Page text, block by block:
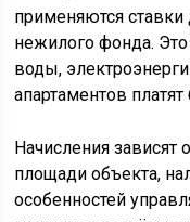
применяются
нежилого фонда.
воды,
апартаментов
Начисления зависят
площади объекта,
особенностей